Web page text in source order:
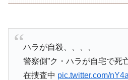
ハラが自殺、、、、
警察側”ク・ハラが自宅で死
在捜査中 pic.twitter.com/